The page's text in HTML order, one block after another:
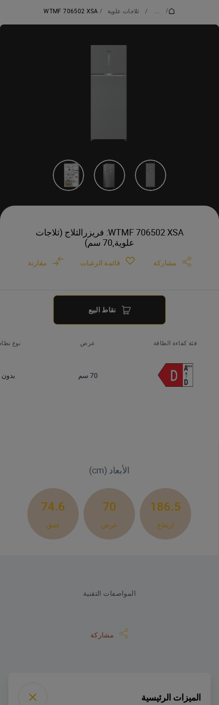
/
/ ثلاجات علوية /
WTMF 706502 XSA
WTMF 706502 XSA: فريزرالثلاج (ثلاجات
علوية,70 سم)
مشاركة قائمة الرغبات مقارنة
نقاط البيع
فئة كفاءة الطاقة عرض
70 سم
نوع
الأبعاد (cm)
186.5
ارتفاع
70
عرض
74.6
عمق
المواصفات التقنية
مشاركة
الميزات الرئيسية